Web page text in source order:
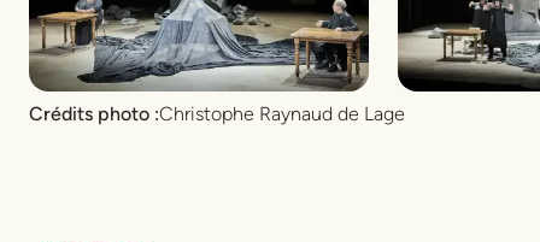
Crédits photo :Christophe Raynaud de Lage